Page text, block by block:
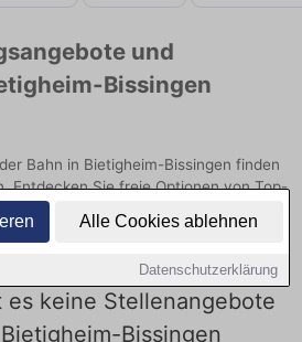
Alle Cookies ablehnen
Datenschutzerklärung
und
Bissingen
Bahn in Bietigheim-Bissingen finden
Entdecken Sie freie Optionen von Top-
Sie sich noch heute.
Bissingen bei der
es keine Stellenangebote
Bissingen